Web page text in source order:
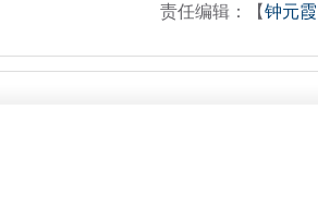
责任编辑：【钟元霞